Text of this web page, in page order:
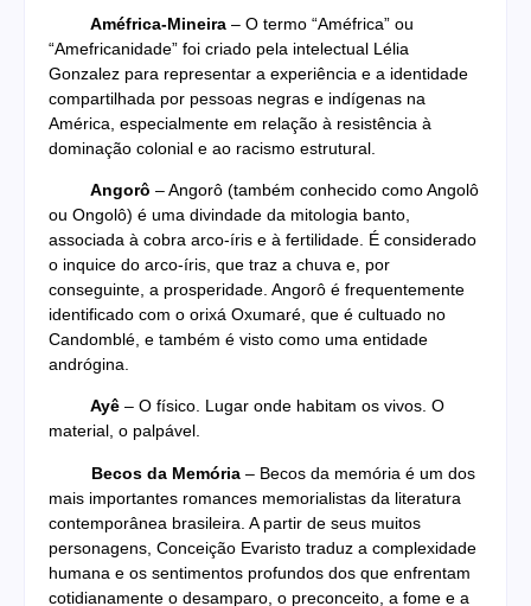
Améfrica-Mineira – O termo “Améfrica” ou
“Amefricanidade” foi criado pela intelectual Lélia
Gonzalez para representar a experiência e a identidade
compartilhada por pessoas negras e indígenas na
América, especialmente em relação à resistência à
dominação colonial e ao racismo estrutural.
Angorô – Angorô (também conhecido como Angolô
ou Ongolô) é uma divindade da mitologia banto,
associada à cobra arco-íris e à fertilidade. É considerado
o inquice do arco-íris, que traz a chuva e, por
conseguinte, a prosperidade. Angorô é frequentemente
identificado com o orixá Oxumaré, que é cultuado no
Candomblé, e também é visto como uma entidade
andrógina.
Ayê – O físico. Lugar onde habitam os vivos. O
material, o palpável.
Becos da Memória – Becos da memória é um dos
mais importantes romances memorialistas da literatura
contemporânea brasileira. A partir de seus muitos
personagens, Conceição Evaristo traduz a complexidade
humana e os sentimentos profundos dos que enfrentam
cotidianamente o desamparo, o preconceito, a fome e a